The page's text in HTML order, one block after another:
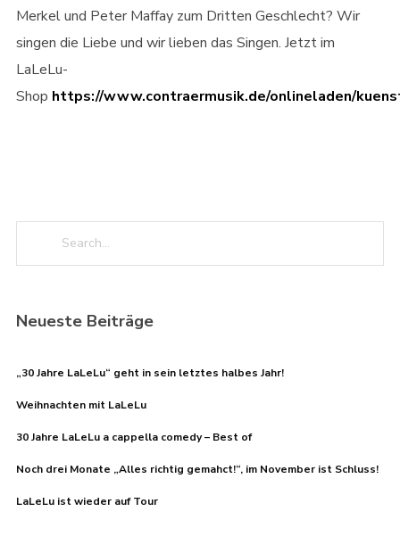
Merkel und Peter Maffay zum Dritten Geschlecht? Wir
singen die Liebe und wir lieben das Singen. Jetzt im
LaLeLu-
Shop https://www.contraermusik.de/onlineladen/
Neueste Beiträge
„30 Jahre LaLeLu“ geht in sein letztes halbes Jahr!
Weihnachten mit LaLeLu
30 Jahre LaLeLu a cappella comedy – Best of
Noch drei Monate „Alles richtig gemahct!“, im November ist Schluss!
LaLeLu ist wieder auf Tour